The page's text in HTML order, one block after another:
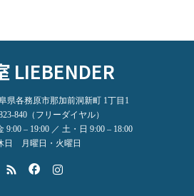
LIEBENDER
県各務原市那加前洞新町 1丁目1
840（フリーダイヤル）
– 19:00 ／ 土・日 9:00 – 18:00
日 月曜日・火曜日